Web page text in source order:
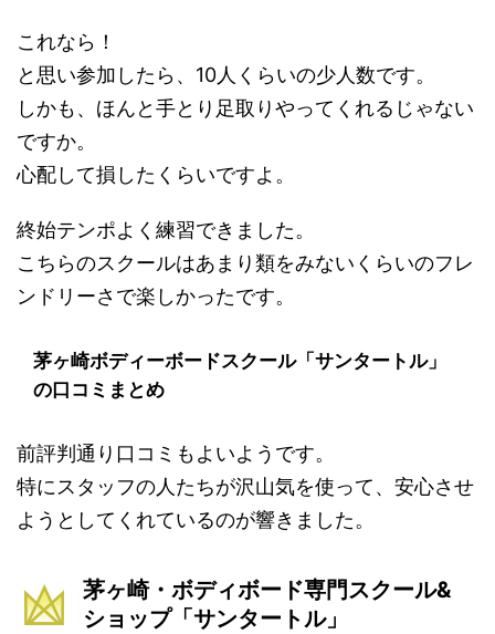
これなら！
と思い参加したら、10人くらいの少人数です。
しかも、ほんと手とり足取りやってくれるじゃない
ですか。
心配して損したくらいですよ。
終始テンポよく練習できました。
こちらのスクールはあまり類をみないくらいのフレ
ンドリーさで楽しかったです。
茅ヶ崎ボディーボードスクール「サンタートル」
の口コミまとめ
前評判通り口コミもよいようです。
特にスタッフの人たちが沢山気を使って、安心させ
ようとしてくれているのが響きました。
茅ヶ崎・ボディボード専門スクール&
ショップ「サンタートル」